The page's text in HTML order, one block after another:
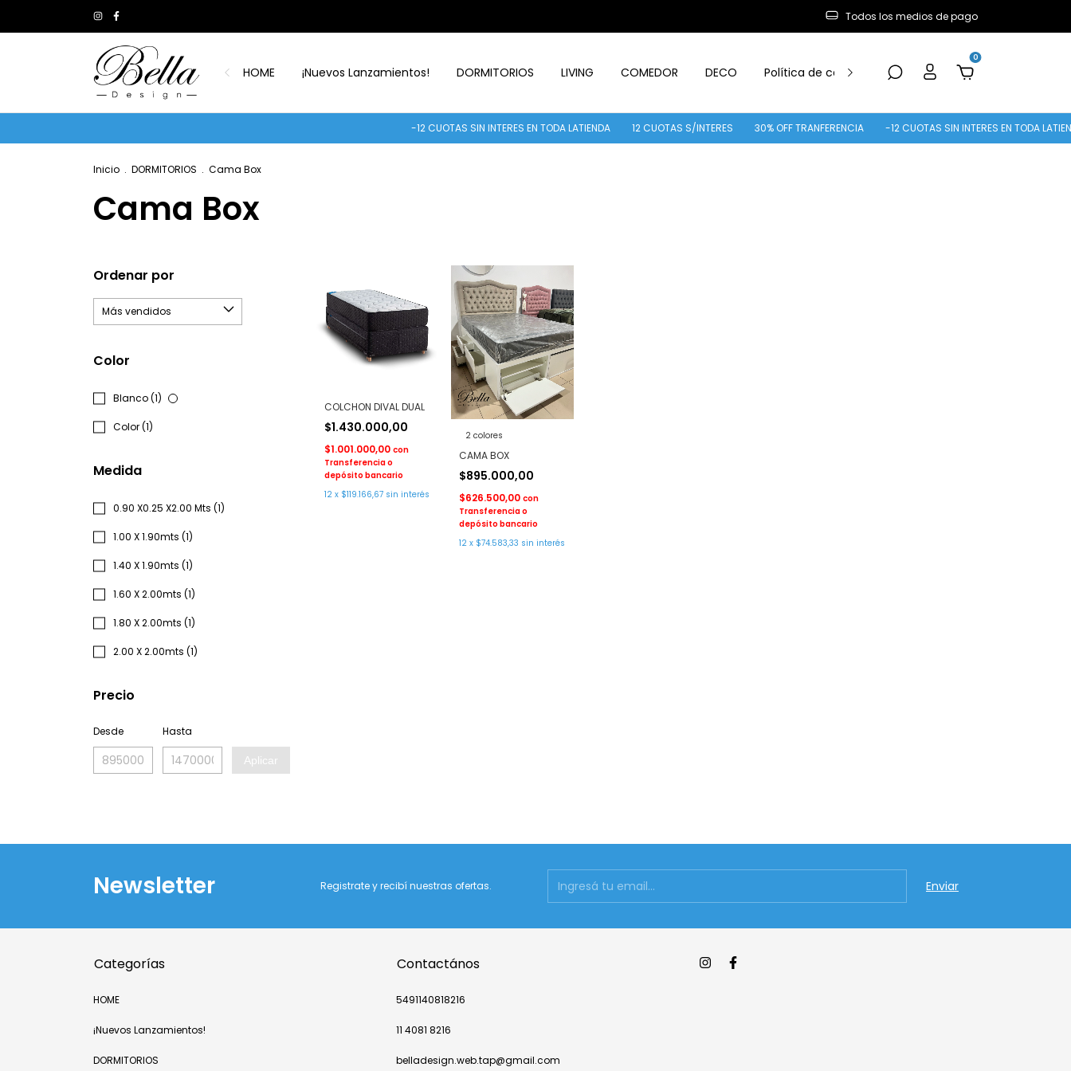
Todos los medios de pago
HOME ¡Nuevos Lanzamientos! DORMITORIOS LIVING COMEDOR DECO Política de cambio y Devolución
0
-12 CUOTAS SIN INTERES EN TODA LATIENDA 12 CUOTAS S/INTERES 30% OFF TRANFERENCIA -12 CUOTAS SIN INTERES EN TODA
Inicio . DORMITORIOS . Cama Box
Cama Box
Ordenar por
Color
Blanco (1)
Color (1)
Medida
0.90 X0.25 X2.00 Mts (1)
1.00 X 1.90mts (1)
1.40 X 1.90mts (1)
1.60 X 2.00mts (1)
1.80 X 2.00mts (1)
2.00 X 2.00mts (1)
Precio
Desde Hasta
Aplicar
COLCHON DIVAL DUAL
$1.430.000,00
$1.001.000,00 con
Transferencia o
depósito bancario
12 x $119.166,67 sin interés
2 colores
CAMA BOX
$895.000,00
$626.500,00 con
Transferencia o
depósito bancario
12 x $74.583,33 sin interés
Newsletter Registrate y recibí nuestras ofertas.
Categorías
HOME
¡Nuevos Lanzamientos!
DORMITORIOS
Contactános
5491140818216
11 4081 8216
belladesign.web.tap@gmail.com